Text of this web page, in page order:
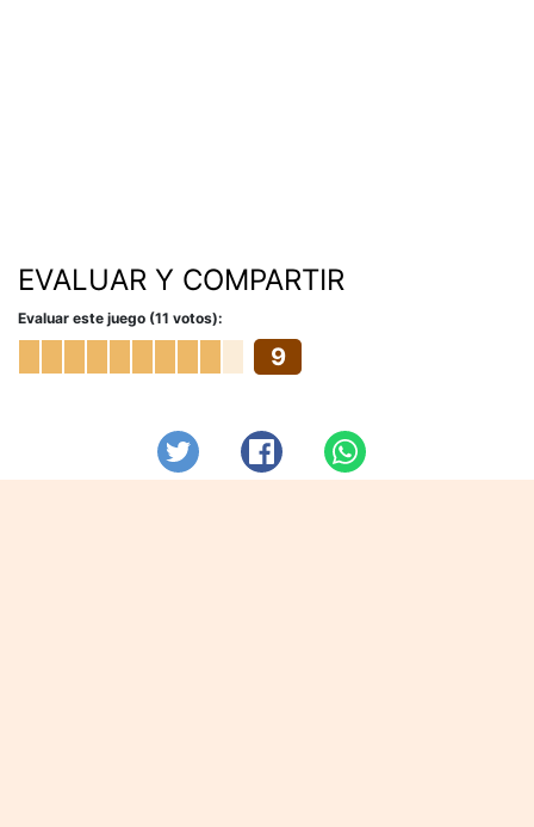
EVALUAR Y COMPARTIR
Evaluar este juego (11 votos):
9